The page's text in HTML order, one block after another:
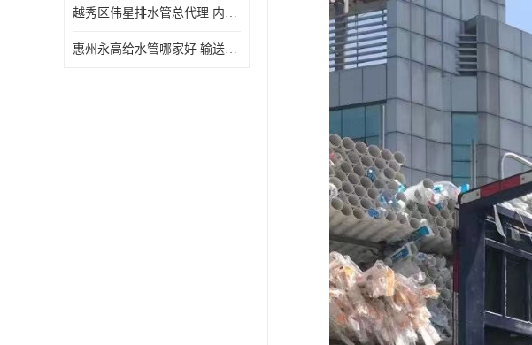
越秀区伟星排水管总代理 内部表面光滑 大功率 效率高
惠州永高给水管哪家好 输送能力强 方便施工和运输